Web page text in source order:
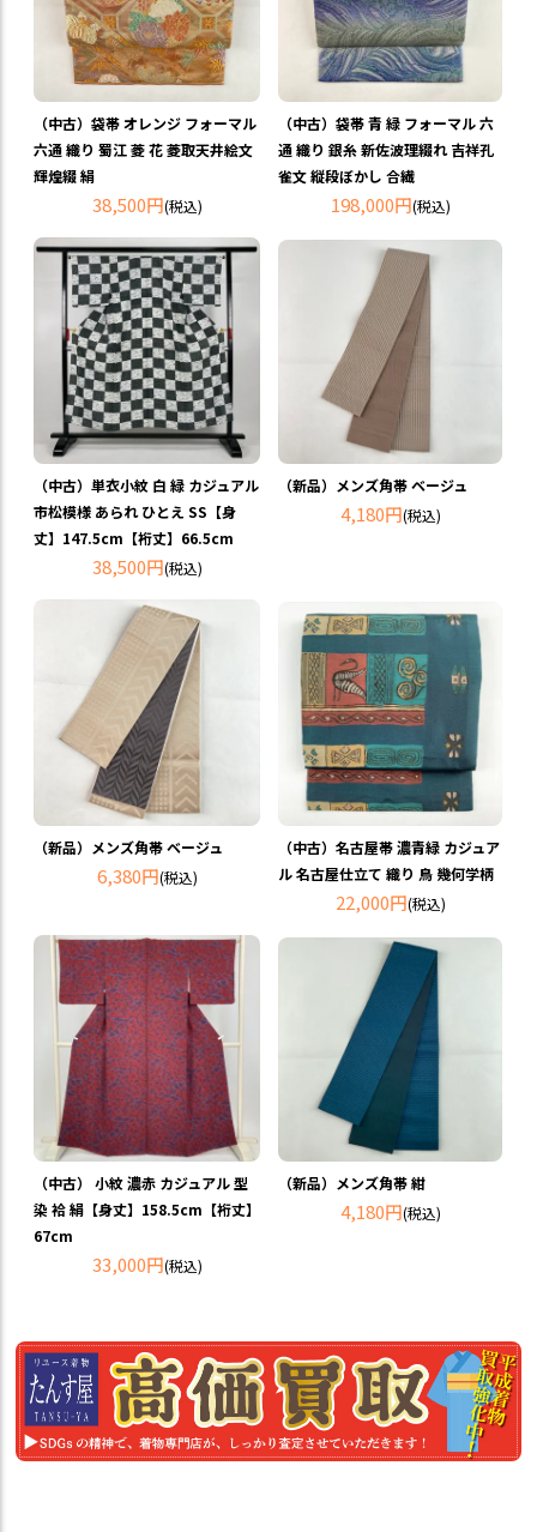
（中古）袋帯 オレンジ フォーマル
六通 織り 蜀江 菱 花 菱取天井絵文
輝煌綴 絹
38,500円(税込)
（中古）袋帯 青 緑 フォーマル 六
通 織り 銀糸 新佐波理綴れ 吉祥孔
雀文 縦段ぼかし 合繊
198,000円(税込)
（中古）単衣小紋 白 緑 カジュアル
市松模様 あられ ひとえ SS【身
丈】147.5cm【裄丈】66.5cm
38,500円(税込)
（新品）メンズ角帯 ベージュ
4,180円(税込)
（新品）メンズ角帯 ベージュ
6,380円(税込)
（中古）名古屋帯 濃青緑 カジュア
ル 名古屋仕立て 織り 鳥 幾何学柄
22,000円(税込)
（中古） 小紋 濃赤 カジュアル 型
染 袷 絹【身丈】158.5cm【裄丈】
67cm
33,000円(税込)
（新品）メンズ角帯 紺
4,180円(税込)